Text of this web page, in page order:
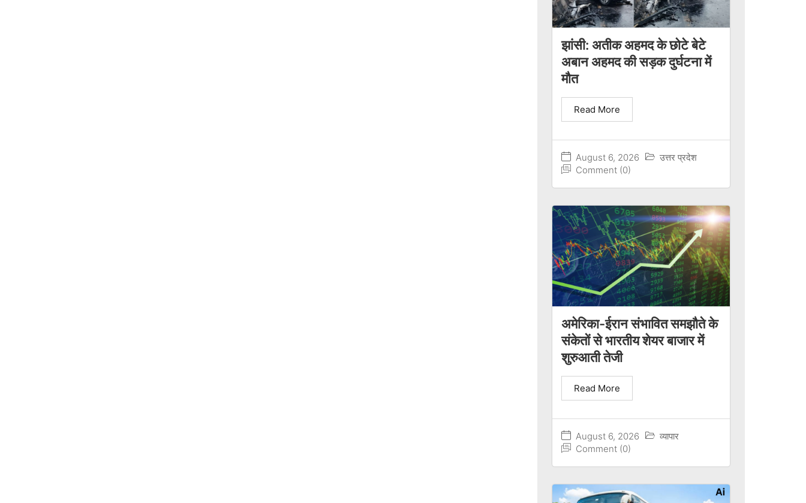
झांसी: अतीक अहमद के छोटे बेटे
अबान अहमद की सड़क दुर्घटना में
मौत
August 6, 2026
उत्तर प्रदेश
Comment (0)
Read More
अमेरिका-ईरान संभावित समझौते के
संकेतों से भारतीय शेयर बाजार में
शुरुआती तेजी
August 6, 2026
व्यापार
Comment (0)
Read More